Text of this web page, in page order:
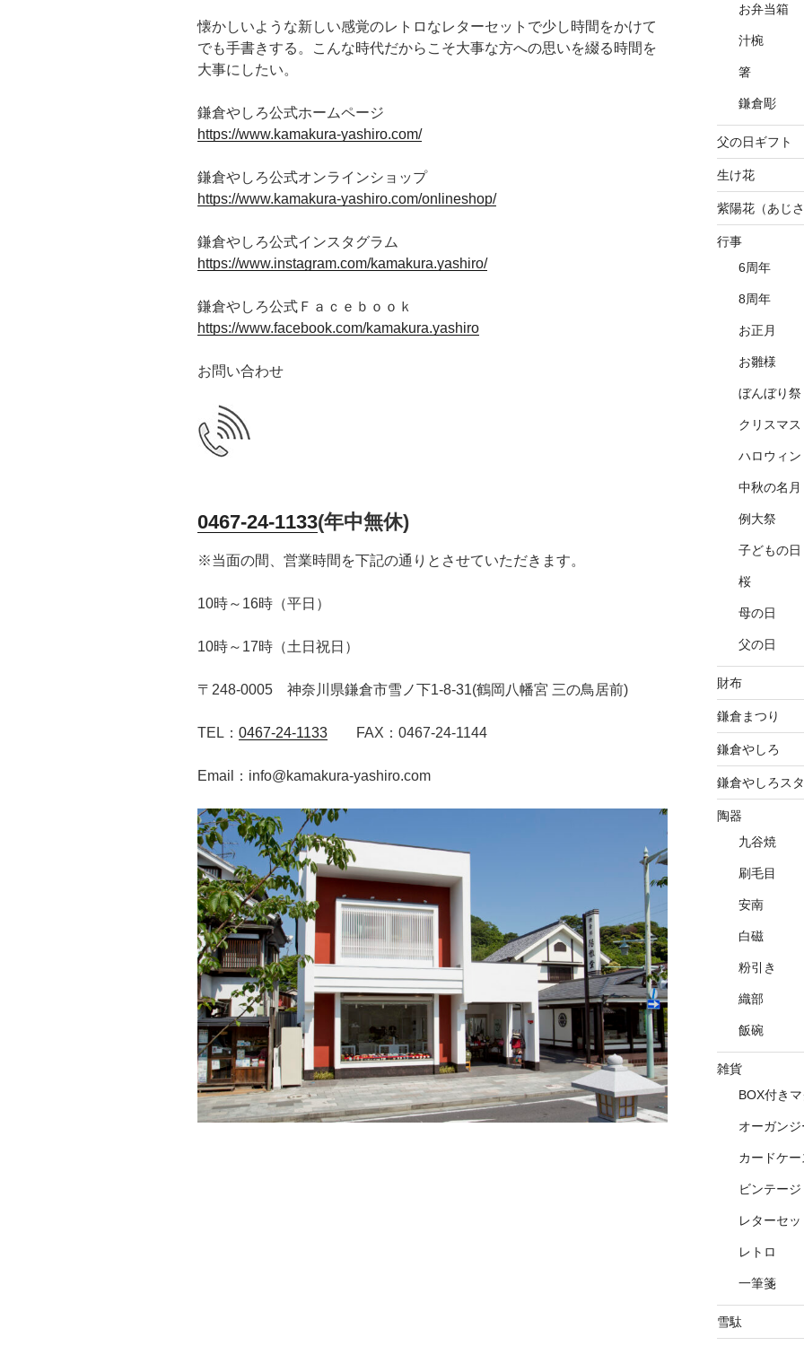
懐かしいような新しい感覚のレトロなレターセットで少し時間をかけて
でも手書きする。こんな時代だからこそ大事な方への思いを綴る時間を
大事にしたい。
鎌倉やしろ公式ホームページ
https://www.kamakura-yashiro.com/
鎌倉やしろ公式オンラインショップ
https://www.kamakura-yashiro.com/onlineshop/
鎌倉やしろ公式インスタグラム
https://www.instagram.com/kamakura.yashiro/
鎌倉やしろ公式Ｆａｃｅｂｏｏｋ
https://www.facebook.com/kamakura.yashiro
お問い合わせ
0467-24-1133(年中無休)
※当面の間、営業時間を下記の通りとさせていただきます。
10時～16時（平日）
10時～17時（土日祝日）
〒248-0005 神奈川県鎌倉市雪ノ下1-8-31(鶴岡八幡宮 三の鳥居前)
TEL： 0467-24-1133 FAX：0467-24-1144
Email：info@kamakura-yashiro.com
お弁当箱
汁椀
箸
鎌倉彫
父の日ギフト
生け花
紫陽花（あじ
行事
6周年
8周年
お正月
お雛様
ぼんぼり祭
クリスマス
ハロウィン
中秋の名月
例大祭
子どもの日
桜
母の日
父の日
財布
鎌倉まつり
鎌倉やしろ
鎌倉やしろス
陶器
九谷焼
刷毛目
安南
白磁
粉引き
織部
飯碗
雑貨
BOX付き
オーガン
カードケー
ビンテー
レターセッ
レトロ
一筆箋
雪駄